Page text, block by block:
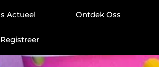
Actueel Ontdek Oss
Registreer